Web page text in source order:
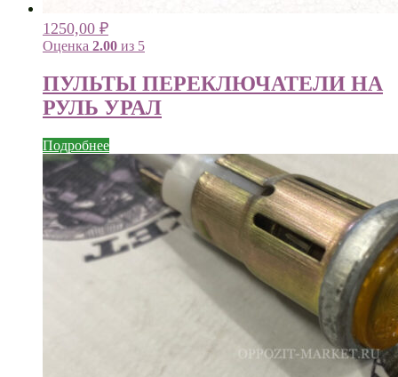
1250,00 ₽
Оценка 2.00 из 5
ПУЛЬТЫ ПЕРЕКЛЮЧАТЕЛИ НА
РУЛЬ УРАЛ
Подробнее